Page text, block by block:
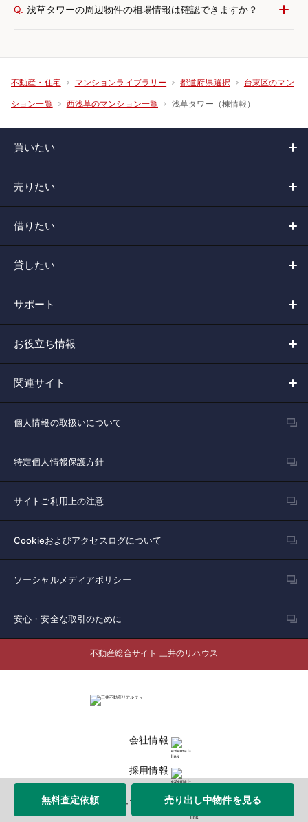
Q. 浅草タワーの周辺物件の相場情報は確認できますか？
無料査定依頼 売り出し中物件を見る
不動産・住宅 マンションライブラリー 都道府県選択 台東区のマン
ション一覧 西浅草のマンション一覧 浅草タワー（棟情報）
買いたい
売りたい
借りたい
貸したい
サポート
お役立ち情報
関連サイト
個人情報の取扱いについて
特定個人情報保護方針
サイトご利用上の注意
Cookieおよびアクセスログについて
ソーシャルメディアポリシー
安心・安全な取引のために
不動産総合サイト 三井のリハウス
会社情報
採用情報
ニュースリリース